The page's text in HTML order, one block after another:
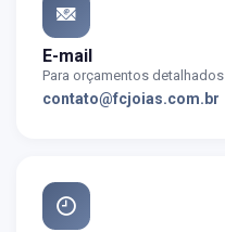
E-mail
Para orçamentos detalhados
contato@fcjoias.com.br